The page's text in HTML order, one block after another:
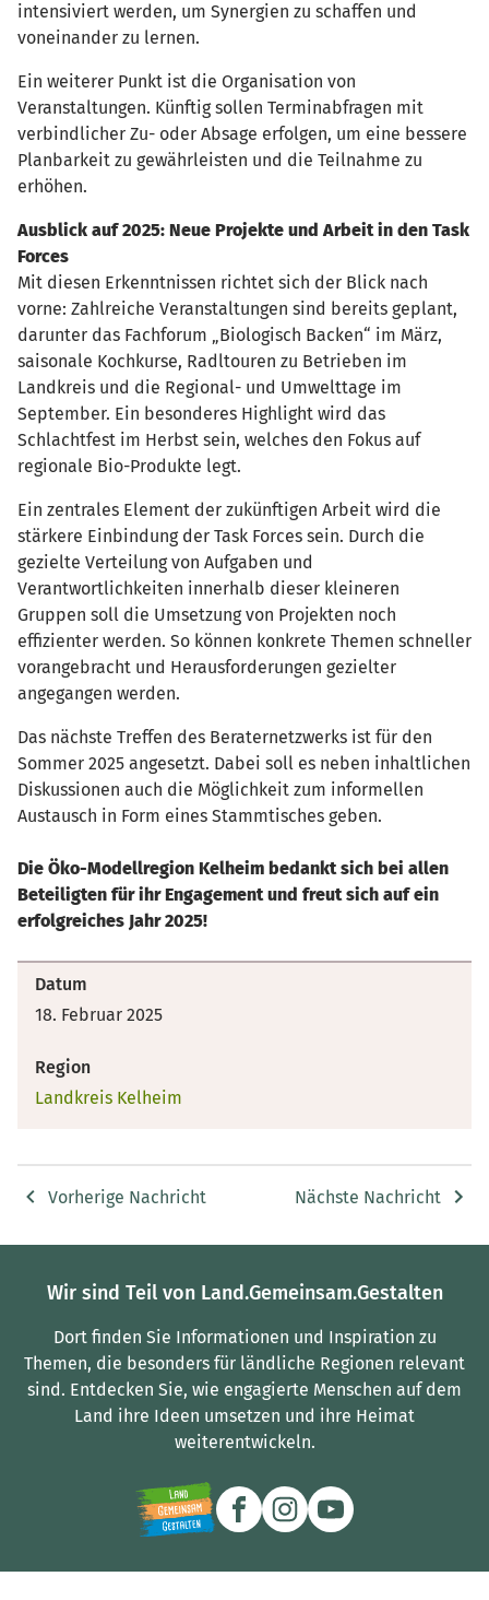
intensiviert werden, um Synergien zu schaffen und
voneinander zu lernen.
Ein weiterer Punkt ist die Organisation von
Veranstaltungen. Künftig sollen Terminabfragen mit
verbindlicher Zu- oder Absage erfolgen, um eine bessere
Planbarkeit zu gewährleisten und die Teilnahme zu
erhöhen.
Ausblick auf 2025: Neue Projekte und Arbeit in den Task
Forces
Mit diesen Erkenntnissen richtet sich der Blick nach
vorne: Zahlreiche Veranstaltungen sind bereits geplant,
darunter das Fachforum „Biologisch Backen“ im März,
saisonale Kochkurse, Radltouren zu Betrieben im
Landkreis und die Regional- und Umwelttage im
September. Ein besonderes Highlight wird das
Schlachtfest im Herbst sein, welches den Fokus auf
regionale Bio-Produkte legt.
Ein zentrales Element der zukünftigen Arbeit wird die
stärkere Einbindung der Task Forces sein. Durch die
gezielte Verteilung von Aufgaben und
Verantwortlichkeiten innerhalb dieser kleineren
Gruppen soll die Umsetzung von Projekten noch
effizienter werden. So können konkrete Themen schneller
vorangebracht und Herausforderungen gezielter
angegangen werden.
Das nächste Treffen des Beraternetzwerks ist für den
Sommer 2025 angesetzt. Dabei soll es neben inhaltlichen
Diskussionen auch die Möglichkeit zum informellen
Austausch in Form eines Stammtisches geben.
Die Öko-Modellregion Kelheim bedankt sich bei allen
Beteiligten für ihr Engagement und freut sich auf ein
erfolgreiches Jahr 2025!
Datum
18. Februar 2025
Region
Landkreis Kelheim
Vorherige Nachricht Nächste Nachricht
Wir sind Teil von Land.Gemeinsam.Gestalten
Dort finden Sie Informationen und Inspiration zu
Themen, die besonders für ländliche Regionen relevant
sind. Entdecken Sie, wie engagierte Menschen auf dem
Land ihre Ideen umsetzen und ihre Heimat
weiterentwickeln.